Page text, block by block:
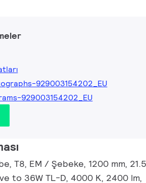
929003154202_EU
929003154202_EU
T8, EM / Şebeke, 1200 mm, 21.5
to 36W TL-D, 4000 K, 2400 lm,